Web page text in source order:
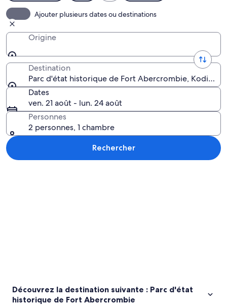
de
Fort
Abercrombie
Ajouter plusieurs dates ou destinations
Origine
Destination
Parc d'état historique de Fort Abercrombie, Kodiak,
Dates
ven. 21 août - lun. 24 août
Personnes
2 personnes, 1 chambre
Rechercher
Découvrez la destination suivante : Parc d'état
historique de Fort Abercrombie